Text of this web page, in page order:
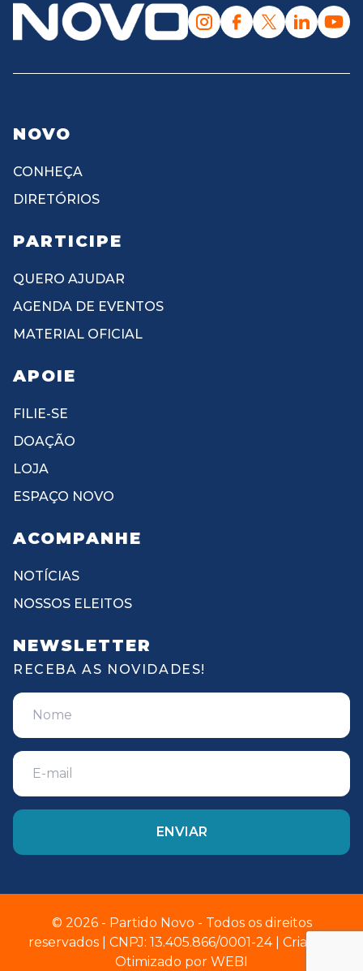
NOVO
CONHEÇA
DIRETÓRIOS
PARTICIPE
QUERO AJUDAR
AGENDA DE EVENTOS
MATERIAL OFICIAL
APOIE
FILIE-SE
DOAÇÃO
LOJA
ESPAÇO NOVO
ACOMPANHE
NOTÍCIAS
NOSSOS ELEITOS
NEWSLETTER
RECEBA AS NOVIDADES!
© 2026 - Partido Novo - Todos os direitos
reservados | CNPJ: 13.405.866/0001-24 | Criado e
Otimizado por WEBI